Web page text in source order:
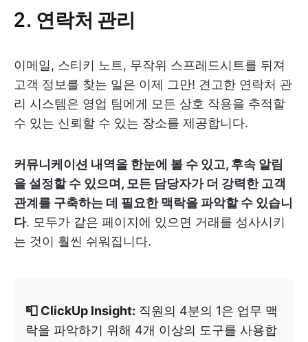
2. 연락처 관리
이메일, 스티키 노트, 무작위 스프레드시트를 뒤져
고객 정보를 찾는 일은 이제 그만! 견고한 연락처 관
리 시스템은 영업 팀에게 모든 상호 작용을 추적할
수 있는 신뢰할 수 있는 장소를 제공합니다.
커뮤니케이션 내역을 한눈에 볼 수 있고, 후속 알림
을 설정할 수 있으며, 모든 담당자가 더 강력한 고객
관계를 구축하는 데 필요한 맥락을 파악할 수 있습니
다. 모두가 같은 페이지에 있으면 거래를 성사시키
는 것이 훨씬 쉬워집니다.
📮 ClickUp Insight: 직원의 4분의 1은 업무 맥
락을 파악하기 위해 4개 이상의 도구를 사용합